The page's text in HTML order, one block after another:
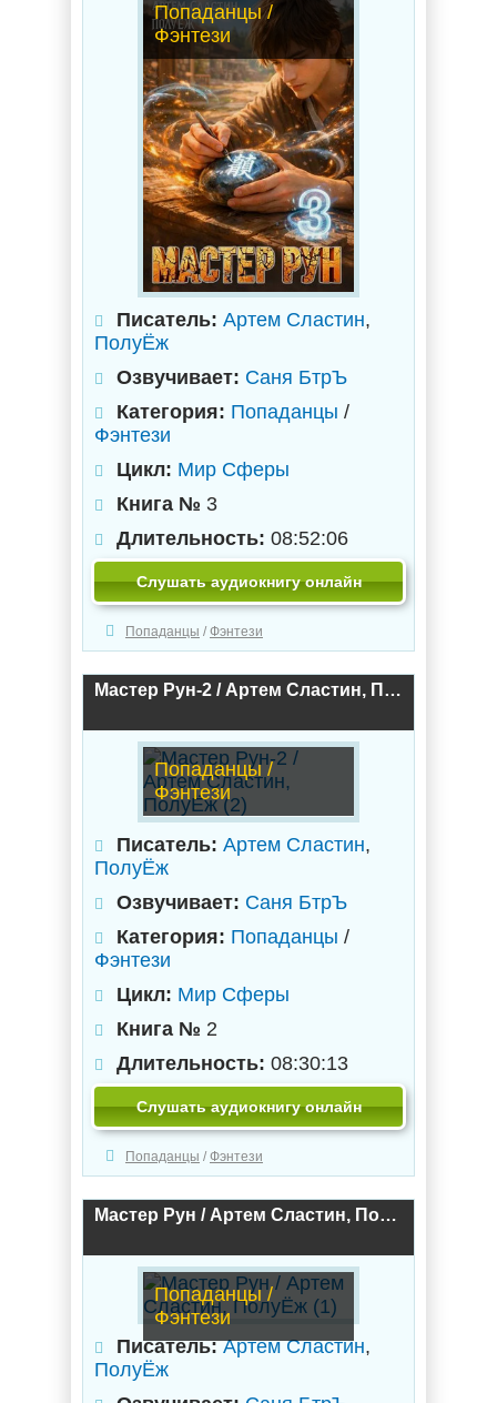
Попаданцы /
Фэнтези
Писатель: Артем Сластин,
ПолуЁж
Озвучивает: Саня БтрЪ
Категория: Попаданцы /
Фэнтези
Цикл: Мир Сферы
Книга № 3
Длительность: 08:52:06
Слушать аудиокнигу онлайн
Попаданцы / Фэнтези
Мастер Рун-2 / Артем Сластин, ПолуЁж (2)
Попаданцы /
Фэнтези
Писатель: Артем Сластин,
ПолуЁж
Озвучивает: Саня БтрЪ
Категория: Попаданцы /
Фэнтези
Цикл: Мир Сферы
Книга № 2
Длительность: 08:30:13
Слушать аудиокнигу онлайн
Попаданцы / Фэнтези
Мастер Рун / Артем Сластин, ПолуЁж (1)
Попаданцы /
Фэнтези
Писатель: Артем Сластин,
ПолуЁж